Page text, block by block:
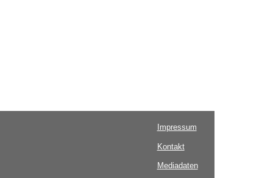
Impressum
Kontakt
Mediadaten